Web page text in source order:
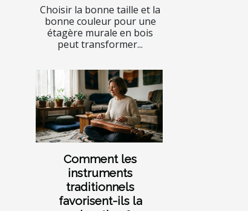
Choisir la bonne taille et la
bonne couleur pour une
étagère murale en bois
peut transformer...
Comment les
instruments
traditionnels
favorisent-ils la